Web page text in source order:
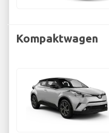
Kompaktwagen